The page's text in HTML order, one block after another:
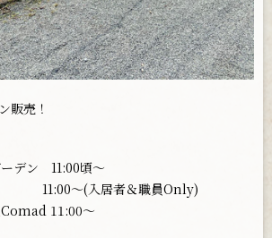
販売！
デン 11:00頃〜
〜(入居者＆職員Only)
11:00〜